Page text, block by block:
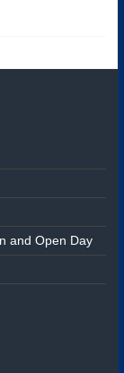
and Open Day